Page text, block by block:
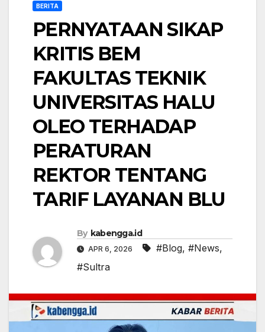
BERITA
PERNYATAAN SIKAP
KRITIS BEM
FAKULTAS TEKNIK
UNIVERSITAS HALU
OLEO TERHADAP
PERATURAN
REKTOR TENTANG
TARIF LAYANAN BLU
By kabengga.id
APR 6, 2026 #Blog, #News,
#Sultra